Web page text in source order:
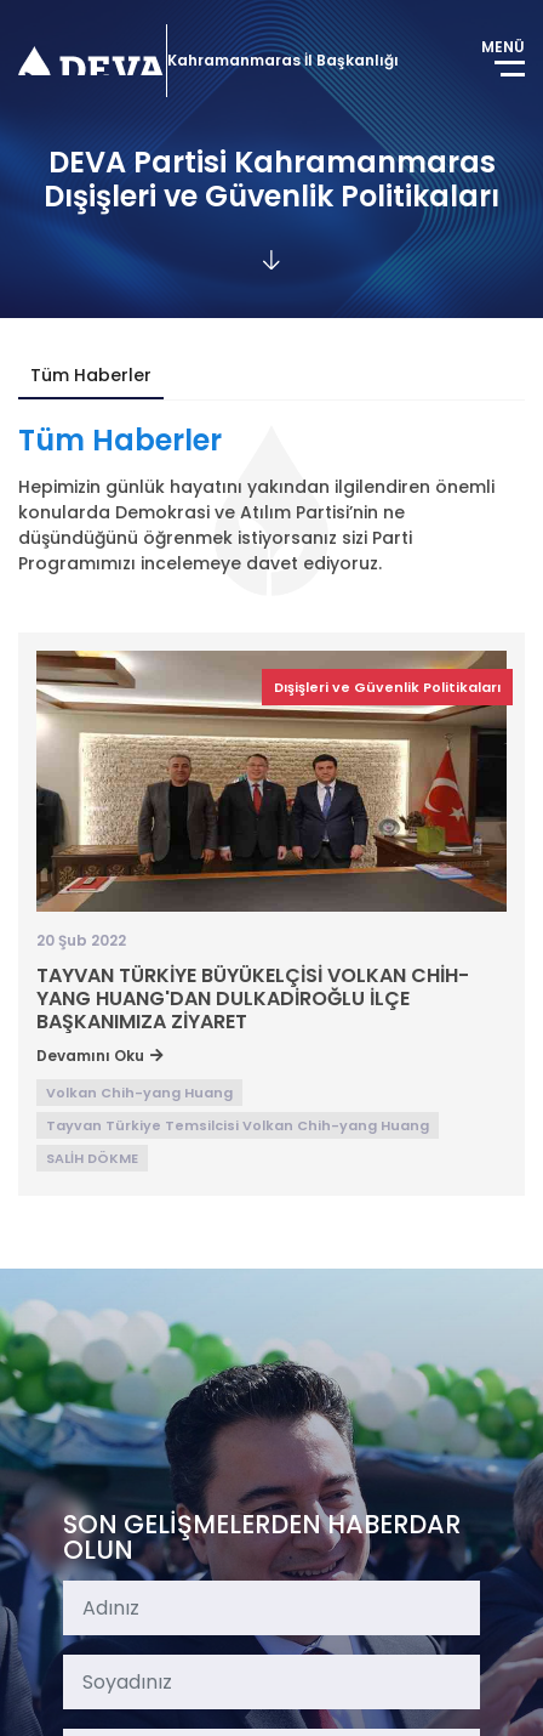
Kahramanmaras İl Başkanlığı
MENÜ
DEVA Partisi Kahramanmaras
Dışişleri ve Güvenlik Politikaları
Tüm Haberler
Tüm Haberler
Hepimizin günlük hayatını yakından ilgilendiren önemli
konularda Demokrasi ve Atılım Partisi’nin ne
düşündüğünü öğrenmek istiyorsanız sizi Parti
Programımızı incelemeye davet ediyoruz.
Dışişleri ve Güvenlik Politikaları
20 Şub 2022
TAYVAN TÜRKİYE BÜYÜKELÇİSİ VOLKAN CHİH-
YANG HUANG'DAN DULKADİROĞLU İLÇE
BAŞKANIMIZA ZİYARET
Devamını Oku
Volkan Chih-yang Huang
Tayvan Türkiye Temsilcisi Volkan Chih-yang Huang
SALİH DÖKME
SON GELİŞMELERDEN HABERDAR
OLUN